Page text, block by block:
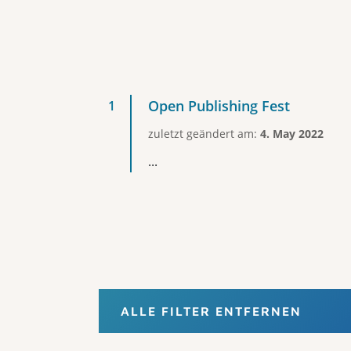
Open Publishing Fest
zuletzt geändert am: 4. May 2022
...
ALLE FILTER ENTFERNEN